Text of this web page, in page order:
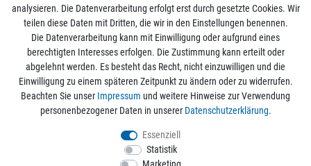
Mein Konto
Informationen
Rechtliche Angaben
Alle Preise sind inkl. der gesetzlichen Mehrwertsteuer und zzgl.
analysieren. Die Datenverarbeitung erfolgt erst durch gesetzte Cookies. Wir
teilen diese Daten mit Dritten, die wir in den Einstellungen benennen.
Die Datenverarbeitung kann mit Einwilligung oder aufgrund eines
berechtigten Interesses erfolgen. Die Zustimmung kann erteilt oder
abgelehnt werden. Es besteht das Recht, nicht einzuwilligen und die
Einwilligung zu einem späteren Zeitpunkt zu ändern oder zu widerrufen.
Beachten Sie unser Impressum und weitere Hinweise zur Verwendung
personenbezogener Daten in unserer Daten­schutz­erklärung.
Essenziell
Statistik